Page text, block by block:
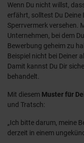
Wenn Du nicht willst,
erfährt, solltest Du
Sperrvermerk versehen.
Unternehmen, bei dem
Bewerbung geheim zu
Beispiel nicht bei Deiner
Damit kannst Du Dir
behandelt.
Mit diesem Muster für
und Tratsch:
„Ich bitte darum, meine
derzeit in einem